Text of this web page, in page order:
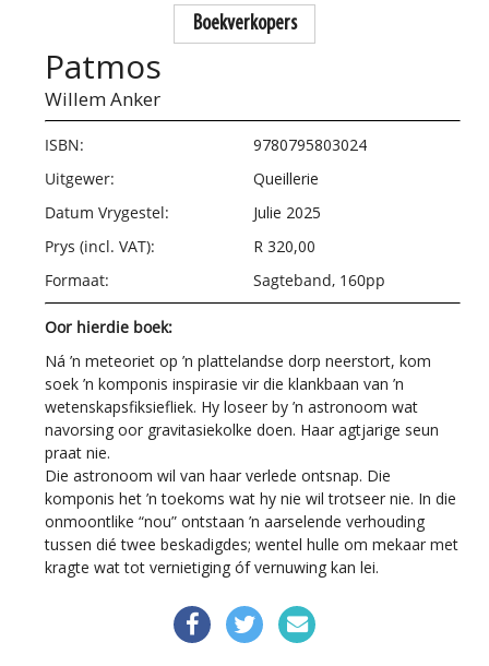
Boekverkopers
Patmos
Willem Anker
ISBN:
9780795803024
Uitgewer:
Queillerie
Datum Vrygestel:
Julie 2025
Prys (incl. VAT):
R 320,00
Formaat:
Sagteband, 160pp
Oor hierdie boek:
Ná ’n meteoriet op ’n plattelandse dorp neerstort, kom
soek ’n komponis inspirasie vir die klankbaan van ’n
wetenskapsfiksiefliek. Hy loseer by ’n astronoom wat
navorsing oor gravitasiekolke doen. Haar agtjarige seun
praat nie.
Die astronoom wil van haar verlede ontsnap. Die
komponis het ’n toekoms wat hy nie wil trotseer nie. In die
onmoontlike “nou” ontstaan ’n aarselende verhouding
tussen dié twee beskadigdes; wentel hulle om mekaar met
kragte wat tot vernietiging óf vernuwing kan lei.